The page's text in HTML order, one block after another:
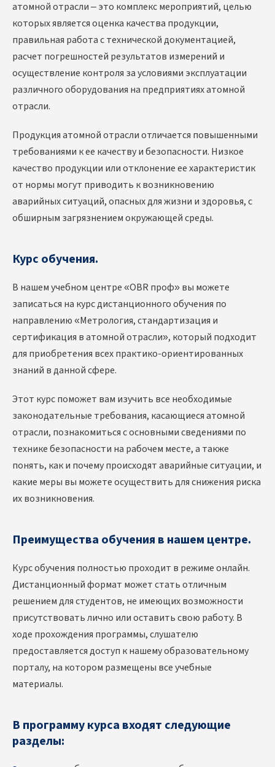
атомной отрасли – это комплекс мероприятий, целью
которых является оценка качества продукции,
правильная работа с технической документацией,
расчет погрешностей результатов измерений и
осуществление контроля за условиями эксплуатации
различного оборудования на предприятиях атомной
отрасли.
Продукция атомной отрасли отличается повышенными
требованиями к ее качеству и безопасности. Низкое
качество продукции или отклонение ее характеристик
от нормы могут приводить к возникновению
аварийных ситуаций, опасных для жизни и здоровья, с
обширным загрязнением окружающей среды.
Курс обучения.
В нашем учебном центре «OBR проф» вы можете
записаться на курс дистанционного обучения по
направлению «Метрология, стандартизация и
сертификация в атомной отрасли», который подходит
для приобретения всех практико-ориентированных
знаний в данной сфере.
Этот курс поможет вам изучить все необходимые
законодательные требования, касающиеся атомной
отрасли, познакомиться с основными сведениями по
технике безопасности на рабочем месте, а также
понять, как и почему происходят аварийные ситуации, и
какие меры вы можете осуществить для снижения риска
их возникновения.
Преимущества обучения в нашем центре.
Курс обучения полностью проходит в режиме онлайн.
Дистанционный формат может стать отличным
решением для студентов, не имеющих возможности
присутствовать лично или оставить свою работу. В
ходе прохождения программы, слушателю
предоставляется доступ к нашему образовательному
порталу, на котором размещены все учебные
материалы.
В программу курса входят следующие
разделы: